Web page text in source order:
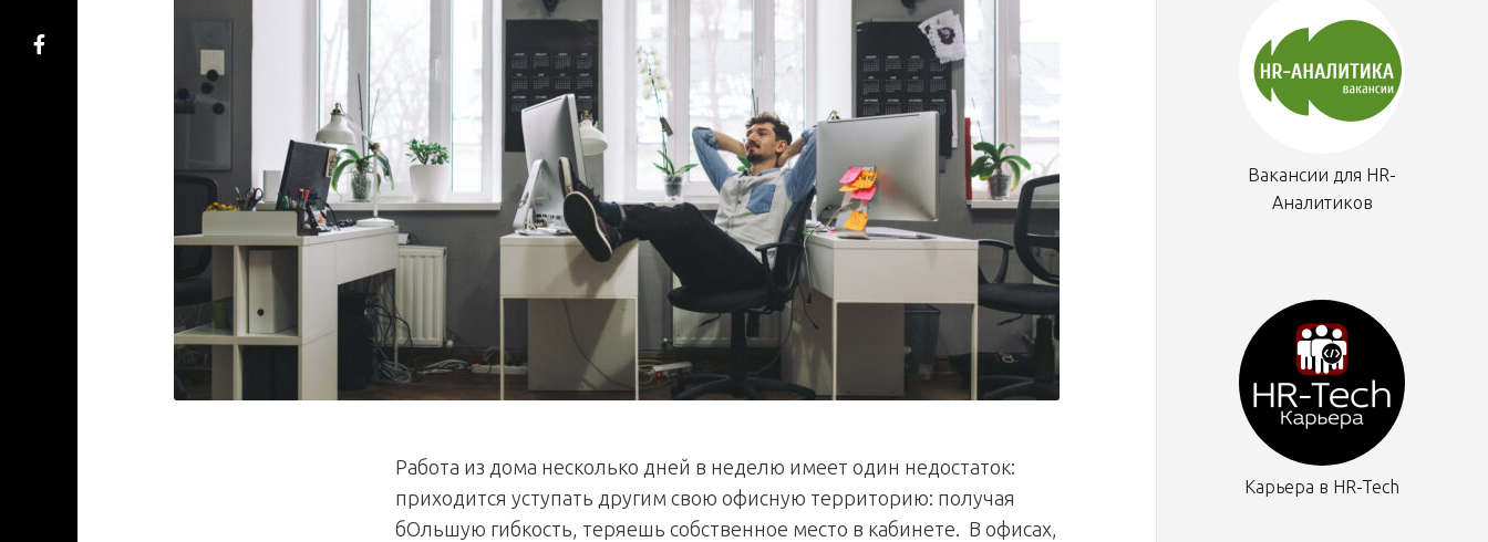
Работа из дома несколько дней в неделю имеет один недостаток:
приходится уступать другим свою офисную территорию: получая
бОльшую гибкость, теряешь собственное место в кабинете. В офисах,
Вакансии для HR-
Аналитиков
Карьера в HR-Tech